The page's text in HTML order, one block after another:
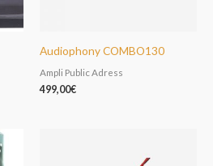
Audiophony COMBO130
Ampli Public Adress
499,00€